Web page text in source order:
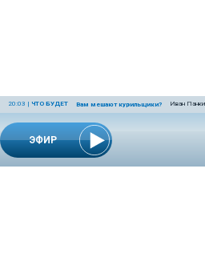
ЭФИР
20:03 | ЧТО БУДЕТ Вам мешают курильщики? Иван